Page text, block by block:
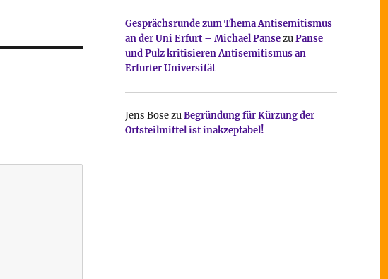
Gesprächsrunde zum Thema Antisemitismus
an der Uni Erfurt – Michael PansezuPanse
und Pulz kritisieren Antisemitismus an
Erfurter Universität
Jens BosezuBegründung für Kürzung der
Ortsteilmittel ist inakzeptabel!